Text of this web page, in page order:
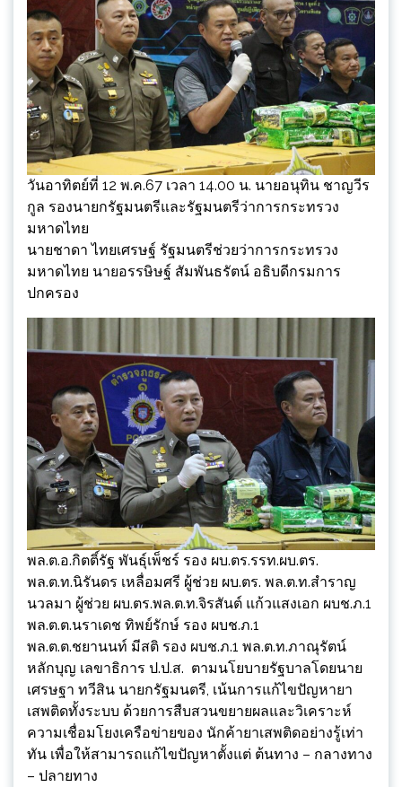
วันอาทิตย์ที่ 12 พ.ค.67 เวลา 14.00 น. นายอนุทิน ชาญวีร
กูล รองนายกรัฐมนตรีและรัฐมนตรีว่าการกระทรวง
มหาดไทย
นายชาดา ไทยเศรษฐ์ รัฐมนตรีช่วยว่าการกระทรวง
มหาดไทย นายอรรษิษฐ์ สัมพันธรัตน์ อธิบดีกรมการ
ปกครอง
พล.ต.อ.กิตติ์รัฐ พันธุ์เพ็ชร์ รอง ผบ.ตร.รรท.ผบ.ตร.
พล.ต.ท.นิรันดร เหลื่อมศรี ผู้ช่วย ผบ.ตร. พล.ต.ท.สำราญ
นวลมา ผู้ช่วย ผบ.ตร.พล.ต.ท.จิรสันต์ แก้วแสงเอก ผบช.ภ.1
พล.ต.ต.นราเดช ทิพย์รักษ์ รอง ผบช.ภ.1
พล.ต.ต.ชยานนท์ มีสติ รอง ผบช.ภ.1 พล.ต.ท.ภาณุรัตน์
หลักบุญ เลขาธิการ ป.ป.ส. ตามนโยบายรัฐบาลโดยนาย
เศรษฐา ทวีสิน นายกรัฐมนตรี, เน้นการแก้ไขปัญหายา
เสพติดทั้งระบบ ด้วยการสืบสวนขยายผลและวิเคราะห์
ความเชื่อมโยงเครือข่ายของ นักค้ายาเสพติดอย่างรู้เท่า
ทัน เพื่อให้สามารถแก้ไขปัญหาตั้งแต่ ต้นทาง – กลางทาง
– ปลายทาง